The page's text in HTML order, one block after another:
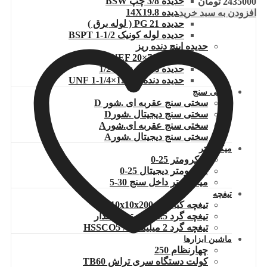
حدیده 14X19.8
حدیده 21 PG ( لوله برق )
حدیده لوله کونیک 1/2-1 BSPT
حدیده اینچ دنده ریز
حدیده دنده ریز 20×1/2
حدیده دنده ریز 12×1/4-1 UNF
سختی سنج
سختی سنج عقربه ای .شور D
سختی سنج دیجیتال .شورD
سختی سنج عقربه ای.شورA
سختی سنج دیجیتال .شورA
میکرومتر
میکرومتر 25-0
میکرومتر دیجیتال 25-0
میکرومتر داخل سنج 30-5
تیغچه
تیغچه کبالتدار 10x10x200
تیغچه گرد 2.5 میلیمتر کبالتدار
تیغچه گرد 2 میلیمتر HSSCO5%
ماشین ابزارها
چهارنظام 250
کولت دستگاه سری تراش TB60
افزودن به سبد خرید